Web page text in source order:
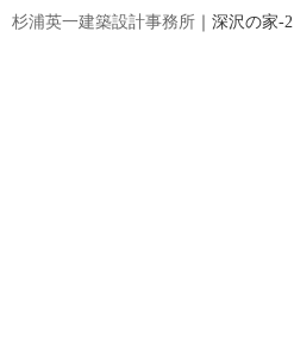
杉浦英一建築設計事務所 ｜深沢の家-2